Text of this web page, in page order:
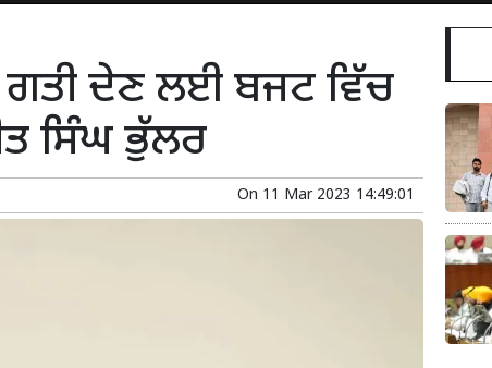
ਦੇਣ ਲਈ ਬਜਟ ਵਿੱਚ
ਸਿੰਘ ਭੁੱਲਰ
On 11 Mar 2023 14:49:01